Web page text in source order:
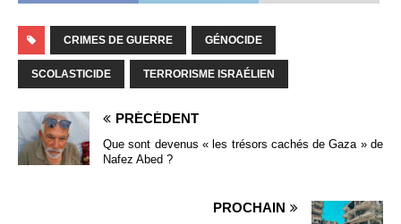
CRIMES DE GUERRE GÉNOCIDE
SCOLASTICIDE TERRORISME ISRAÉLIEN
PRÉCÉDENT
Que sont devenus « les trésors cachés de Gaza » de
Nafez Abed ?
PROCHAIN